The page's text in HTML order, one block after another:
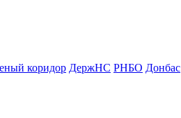
коридор ДержНС РНБО Донбас